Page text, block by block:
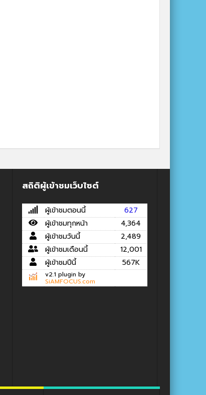
สถิติผู้เข้าชมเว็บไซต์
ผู้เข้าชมตอนนี้
627
ผู้เข้าชมทุกหน้า
4,364
ผู้เข้าชมวันนี้
2,489
ผู้เข้าชมเดือนนี้
12,001
ผู้เข้าชมปีนี้
567K
v2.1 plugin by
SiAMFOCUS.com